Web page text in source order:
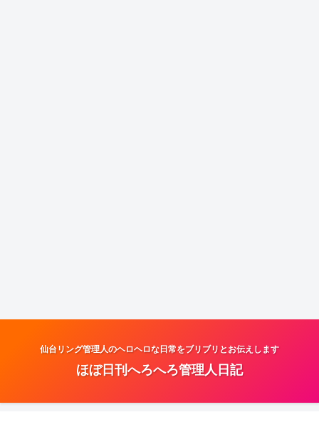
仙台リング管理人のヘロヘロな日常をブリブリとお伝えします
ほぼ日刊へろへろ管理人日記